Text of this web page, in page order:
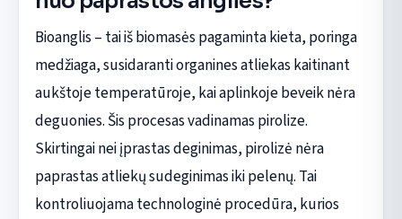
Bioanglis – tai iš biomasės pagaminta kieta, poringa
medžiaga, susidaranti organines atliekas kaitinant
aukštoje temperatūroje, kai aplinkoje beveik nėra
deguonies. Šis procesas vadinamas pirolize.
Skirtingai nei įprastas deginimas, pirolizė nėra
paprastas atliekų sudeginimas iki pelenų. Tai
kontroliuojama technologinė procedūra, kurios